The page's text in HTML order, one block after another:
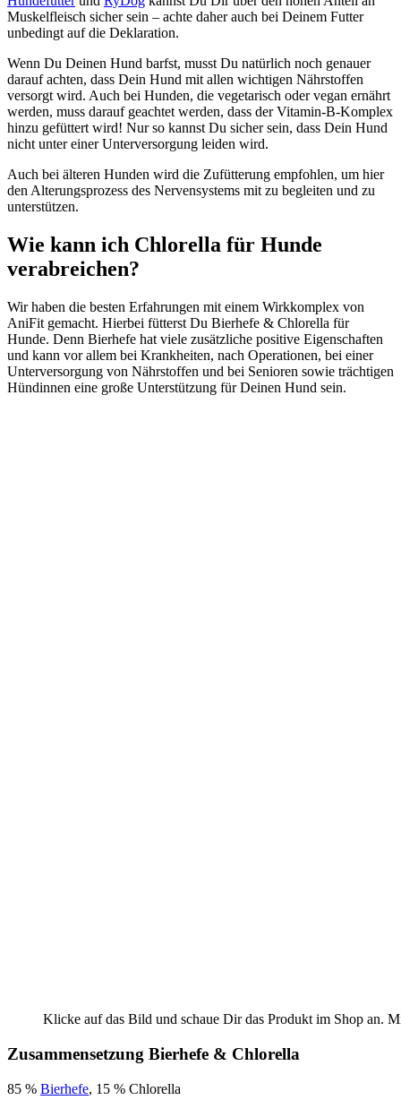
Muskelfleisch sicher sein – achte daher auch bei Deinem Futter
unbedingt auf die Deklaration.
Wenn Du Deinen Hund barfst, musst Du natürlich noch genauer
darauf achten, dass Dein Hund mit allen wichtigen Nährstoffen
versorgt wird. Auch bei Hunden, die vegetarisch oder vegan ernährt
werden, muss darauf geachtet werden, dass der Vitamin-B-Komplex
hinzu gefüttert wird! Nur so kannst Du sicher sein, dass Dein Hund
nicht unter einer Unterversorgung leiden wird.
Auch bei älteren Hunden wird die Zufütterung empfohlen, um hier
den Alterungsprozess des Nervensystems mit zu begleiten und zu
unterstützen.
Wie kann ich Chlorella für Hunde
verabreichen?
Wir haben die besten Erfahrungen mit einem Wirkkomplex von
AniFit gemacht. Hierbei fütterst Du Bierhefe & Chlorella für
Hunde. Denn Bierhefe hat viele zusätzliche positive Eigenschaften
und kann vor allem bei Krankheiten, nach Operationen, bei einer
Unterversorgung von Nährstoffen und bei Senioren sowie trächtigen
Hündinnen eine große Unterstützung für Deinen Hund sein.
Klicke auf das Bild und schaue Dir das Produkt im Shop an.
Zusammensetzung Bierhefe & Chlorella
85 % Bierhefe, 15 % Chlorella